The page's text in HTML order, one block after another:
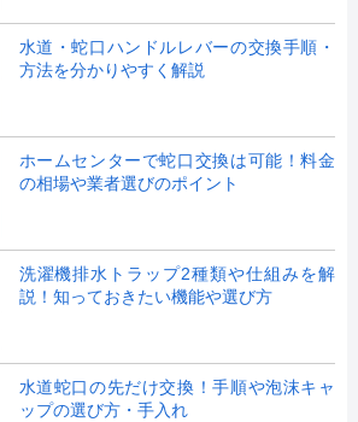
水道・蛇口ハンドルレバーの交換手順・
方法を分かりやすく解説
ホームセンターで蛇口交換は可能！料金
の相場や業者選びのポイント
洗濯機排水トラップ2種類や仕組みを解
説！知っておきたい機能や選び方
水道蛇口の先だけ交換！手順や泡沫キャ
ップの選び方・手入れ